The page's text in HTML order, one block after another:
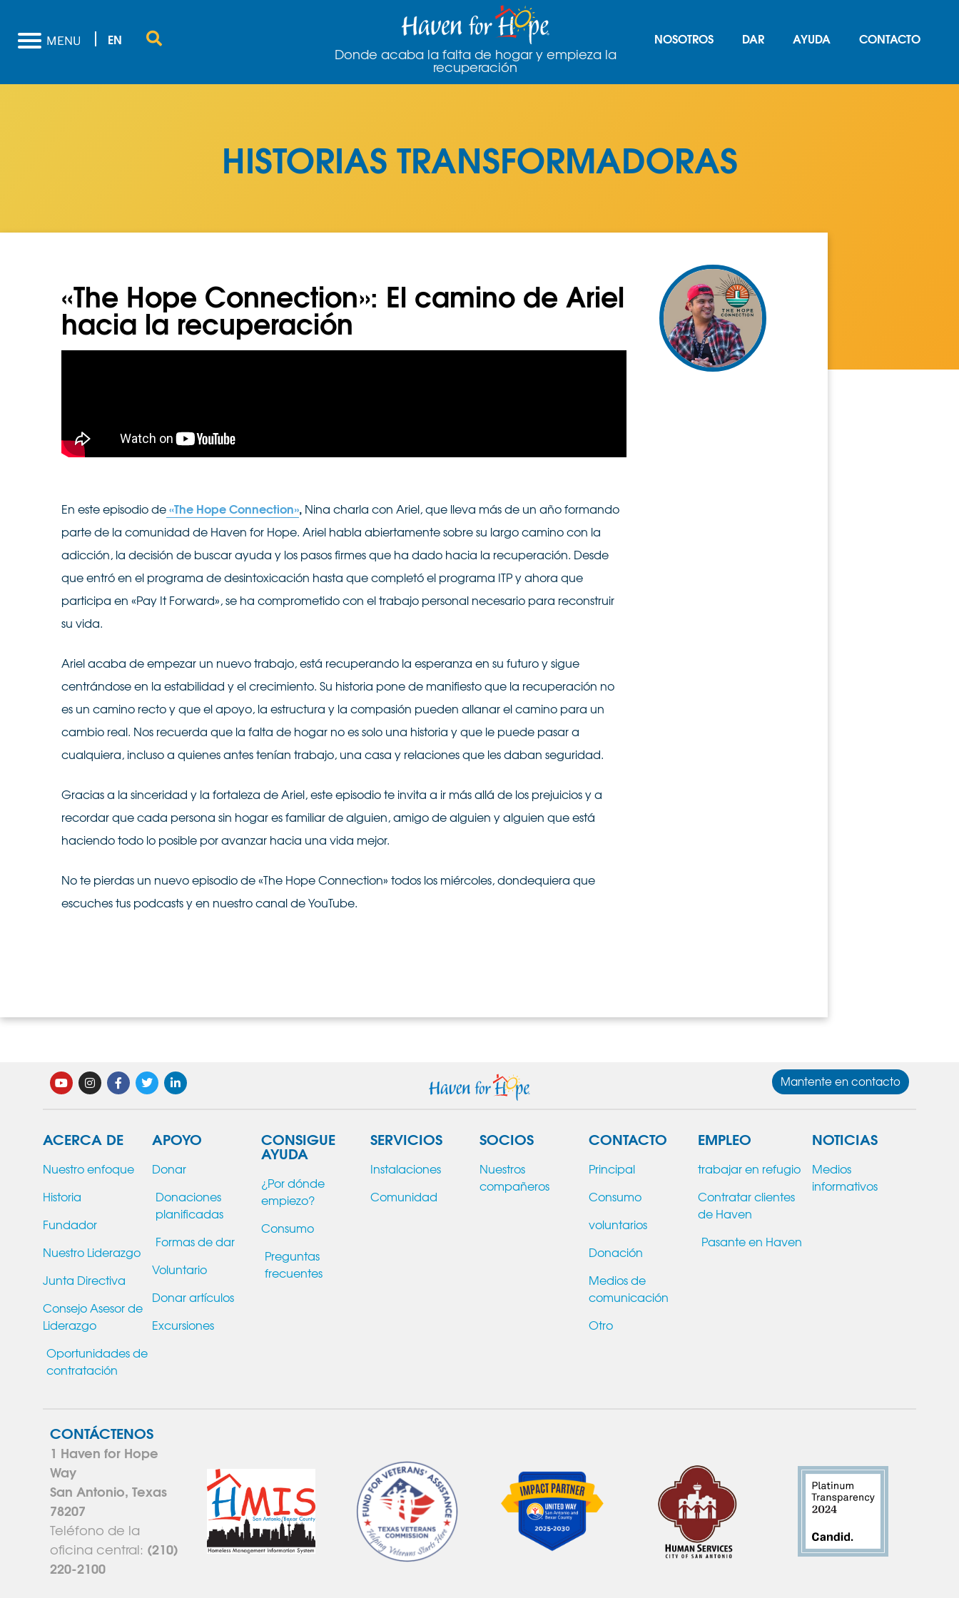
MENU EN
Donde acaba la falta de hogar y empieza la
recuperación
NOSOTROS DAR AYUDA CONTACTO
HISTORIAS TRANSFORMADORAS
«The Hope Connection»: El camino de Ariel
hacia la recuperación
En este episodio de«The Hope Connection», Nina charla con Ariel, que lleva más de un año formando
parte de la comunidad de Haven for Hope. Ariel habla abiertamente sobre su largo camino con la
adicción, la decisión de buscar ayuda y los pasos firmes que ha dado hacia la recuperación. Desde
que entró en el programa de desintoxicación hasta que completó el programa ITP y ahora que
participa en «Pay It Forward», se ha comprometido con el trabajo personal necesario para reconstruir
su vida.
Ariel acaba de empezar un nuevo trabajo, está recuperando la esperanza en su futuro y sigue
centrándose en la estabilidad y el crecimiento. Su historia pone de manifiesto que la recuperación no
es un camino recto y que el apoyo, la estructura y la compasión pueden allanar el camino para un
cambio real. Nos recuerda que la falta de hogar no es solo una historia y que le puede pasar a
cualquiera, incluso a quienes antes tenían trabajo, una casa y relaciones que les daban seguridad.
Gracias a la sinceridad y la fortaleza de Ariel, este episodio te invita a ir más allá de los prejuicios y a
recordar que cada persona sin hogar es familiar de alguien, amigo de alguien y alguien que está
haciendo todo lo posible por avanzar hacia una vida mejor.
No te pierdas un nuevo episodio de «The Hope Connection» todos los miércoles, dondequiera que
escuches tus podcasts y en nuestro canal de YouTube.
Mantente en contacto
ACERCA DE
Nuestro enfoque
Historia
Fundador
Nuestro Liderazgo
Junta Directiva
Consejo Asesor de
Liderazgo
Oportunidades de
contratación
APOYO
Donar
Donaciones
planificadas
Formas de dar
Voluntario
Donar artículos
Excursiones
CONSIGUE
AYUDA
¿Por dónde
empiezo?
Consumo
Preguntas
frecuentes
SERVICIOS
Instalaciones
Comunidad
SOCIOS
Nuestros
compañeros
CONTACTO
Principal
Consumo
voluntarios
Donación
Medios de
comunicación
Otro
EMPLEO
trabajar en refugio
Contratar clientes
de Haven
Pasante en Haven
NOTICIAS
Medios
informativos
CONTÁCTENOS
1 Haven for Hope
Way
San Antonio, Texas
78207
Teléfono de la
oficina central: (210)
220-2100